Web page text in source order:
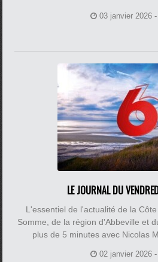
03 janvier 2026
LE JOURNAL DU
L'essentiel de l'actualité de la
Somme, de la région d'Abbeville et
plus de 5 minutes avec Nicolas
02 janvier 2026